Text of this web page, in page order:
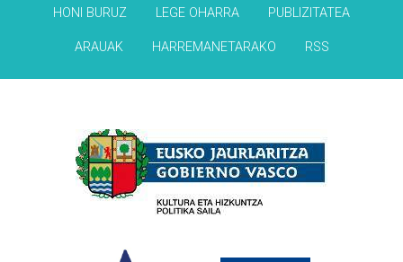
HONI BURUZ LEGE OHARRA PUBLIZITATEA
ARAUAK HARREMANETARAKO RSS